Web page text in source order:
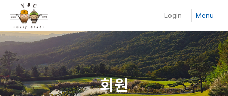
Login Menu
회원